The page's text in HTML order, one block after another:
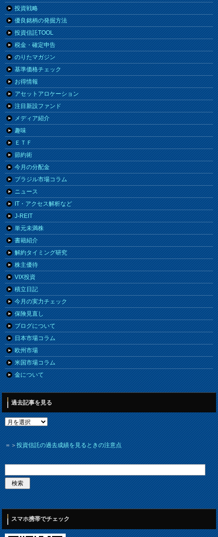
投資戦略
優良銘柄の発掘方法
投資信託TOOL
税金・確定申告
のりたマガジン
基準価格チェック
お得情報
アセットアロケーション
注目新設ファンド
メディア紹介
趣味
ＥＴＦ
節約術
今月の分配金
ブラジル市場コラム
ニュース
IT・アクセス解析など
J-REIT
単元未満株
書籍紹介
解約タイミング研究
株主優待
VIX投資
積立日記
今月の実力チェック
保険見直し
ブログについて
日本市場コラム
欧州市場
米国市場コラム
金について
過去記事を見る
＝＞投資信託の過去成績を見るときの注意点
スマホ携帯でチェック